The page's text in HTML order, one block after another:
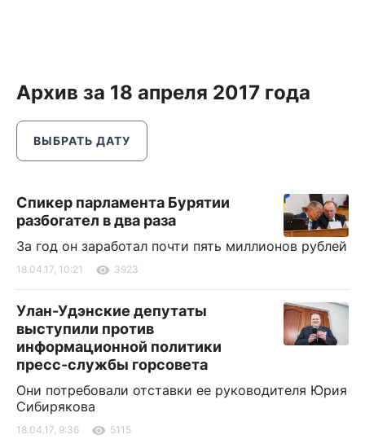
Архив за 18 апреля 2017 года
ВЫБРАТЬ ДАТУ
Спикер парламента Бурятии
разбогател в два раза
За год он заработал почти пять миллионов рублей
18.04.17, 10:21 3923
Улан-Удэнские депутаты
выступили против
информационной политики
пресс-службы горсовета
Они потребовали отставки ее руководителя Юрия
Сибирякова
18.04.17, 9:36 5115